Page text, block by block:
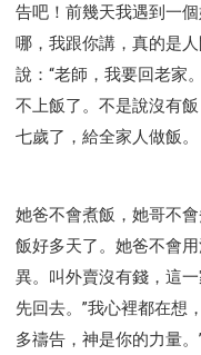
告吧！前幾天我遇到一
哪，我跟你講，真的是
說：“老師，我要回老家
不上飯了。不是說沒有
七歲了，給全家人做飯。
她爸不會煮飯，她哥不
飯好多天了。她爸不會
異。叫外賣沒有錢，這
先回去。”我心裡都在想
多禱告，神是你的力量